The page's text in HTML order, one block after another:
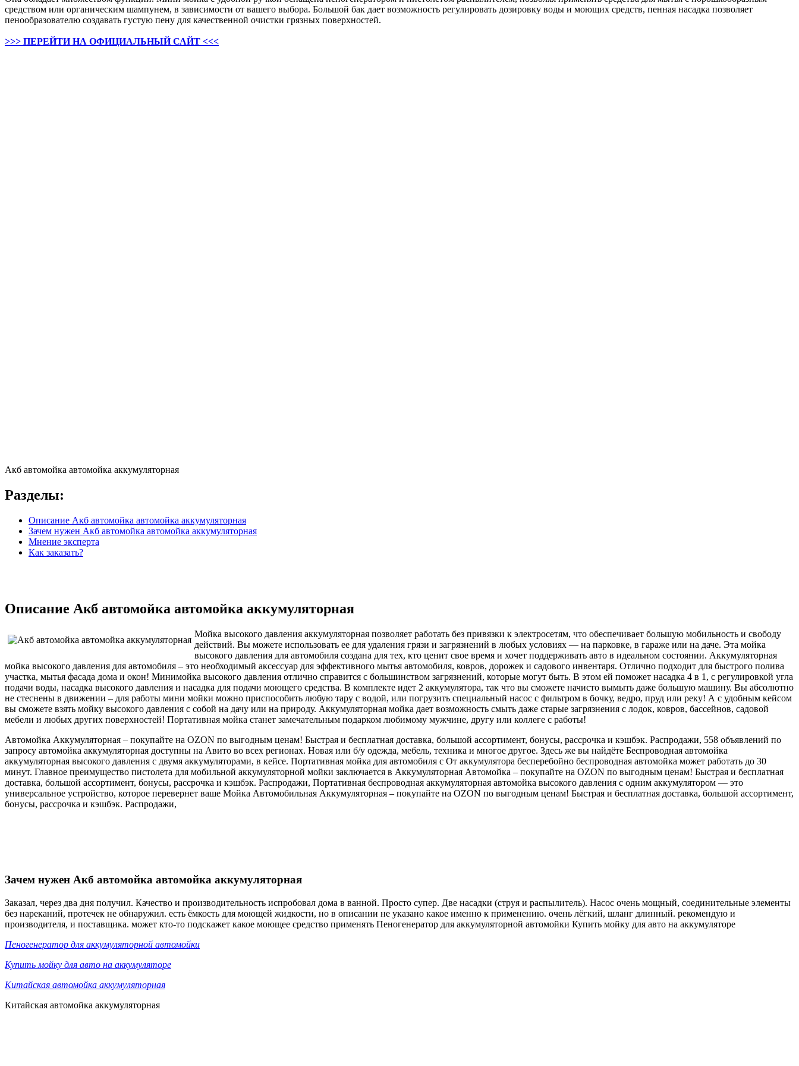
средством или органическим шампунем, в зависимости от вашего выбора. Большой бак дает возможность регулировать дозировку воды и моющих средств, пенная насадка позволяет
пенообразователю создавать густую пену для качественной очистки грязных поверхностей.
>>> ПЕРЕЙТИ НА ОФИЦИАЛЬНЫЙ САЙТ <<<
Акб автомойка автомойка аккумуляторная
Разделы:
Описание Акб автомойка автомойка аккумуляторная
Зачем нужен Акб автомойка автомойка аккумуляторная
Мнение эксперта
Как заказать?
Описание Акб автомойка автомойка аккумуляторная
Мойка высокого давления аккумуляторная позволяет работать без привязки к электросетям, что обеспечивает большую мобильность и свободу
действий. Вы можете использовать ее для удаления грязи и загрязнений в любых условиях — на парковке, в гараже или на даче. Эта мойка
высокого давления для автомобиля создана для тех, кто ценит свое время и хочет поддерживать авто в идеальном состоянии. Аккумуляторная
мойка высокого давления для автомобиля – это необходимый аксессуар для эффективного мытья автомобиля, ковров, дорожек и садового инвентаря. Отлично подходит для быстрого полива
участка, мытья фасада дома и окон! Минимойка высокого давления отлично справится с большинством загрязнений, которые могут быть. В этом ей поможет насадка 4 в 1, с регулировкой угла
подачи воды, насадка высокого давления и насадка для подачи моющего средства. В комплекте идет 2 аккумулятора, так что вы сможете начисто вымыть даже большую машину. Вы абсолютно
не стеснены в движении – для работы мини мойки можно приспособить любую тару с водой, или погрузить специальный насос с фильтром в бочку, ведро, пруд или реку! А с удобным кейсом
вы сможете взять мойку высокого давления с собой на дачу или на природу. Аккумуляторная мойка дает возможность смыть даже старые загрязнения с лодок, ковров, бассейнов, садовой
мебели и любых других поверхностей! Портативная мойка станет замечательным подарком любимому мужчине, другу или коллеге с работы!
Автомойка Аккумуляторная – покупайте на OZON по выгодным ценам! Быстрая и бесплатная доставка, большой ассортимент, бонусы, рассрочка и кэшбэк. Распродажи, 558 объявлений по
запросу автомойка аккумуляторная доступны на Авито во всех регионах. Новая или б/у одежда, мебель, техника и многое другое. Здесь же вы найдёте Беспроводная автомойка
аккумуляторная высокого давления с двумя аккумуляторами, в кейсе. Портативная мойка для автомобиля с От аккумулятора бесперебойно беспроводная автомойка может работать до 30
минут. Главное преимущество пистолета для мобильной аккумуляторной мойки заключается в Аккумуляторная Автомойка – покупайте на OZON по выгодным ценам! Быстрая и бесплатная
доставка, большой ассортимент, бонусы, рассрочка и кэшбэк. Распродажи, Портативная беспроводная аккумуляторная автомойка высокого давления с одним аккумулятором — это
универсальное устройство, которое перевернет ваше Мойка Автомобильная Аккумуляторная – покупайте на OZON по выгодным ценам! Быстрая и бесплатная доставка, большой ассортимент,
бонусы, рассрочка и кэшбэк. Распродажи,
Зачем нужен Акб автомойка автомойка аккумуляторная
Заказал, через два дня получил. Качество и производительность испробовал дома в ванной. Просто супер. Две насадки (струя и распылитель). Насос очень мощный, соединительные элементы
без нареканий, протечек не обнаружил. есть ёмкость для моющей жидкости, но в описании не указано какое именно к применению. очень лёгкий, шланг длинный. рекомендую и
производителя, и поставщика. может кто-то подскажет какое моющее средство применять Пеногенератор для аккумуляторной автомойки Купить мойку для авто на аккумуляторе
Пеногенератор для аккумуляторной автомойки
Купить мойку для авто на аккумуляторе
Китайская автомойка аккумуляторная
Китайская автомойка аккумуляторная